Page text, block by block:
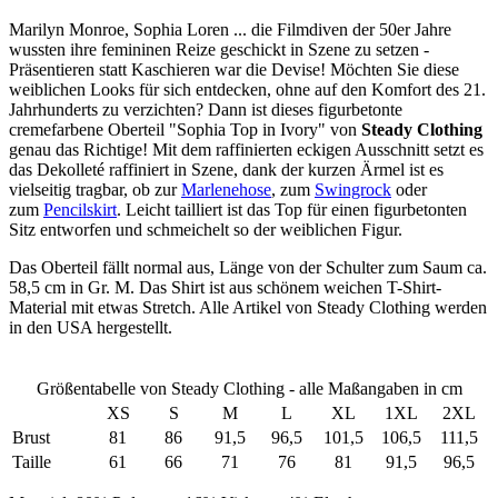
Marilyn Monroe, Sophia Loren ... die Filmdiven der 50er Jahre
wussten ihre femininen Reize geschickt in Szene zu setzen -
Präsentieren statt Kaschieren war die Devise! Möchten Sie diese
weiblichen Looks für sich entdecken, ohne auf den Komfort des 21.
Jahrhunderts zu verzichten? Dann ist dieses figurbetonte
cremefarbene Oberteil "Sophia Top in Ivory" von Steady Clothing
genau das Richtige! Mit dem raffinierten eckigen Ausschnitt setzt es
das Dekolleté raffiniert in Szene, dank der kurzen Ärmel ist es
vielseitig tragbar, ob zurMarlenehose, zum Swingrock oder
zum Pencilskirt. Leicht tailliert ist das Top für einen figurbetonten
Sitz entworfen und schmeichelt so der weiblichen Figur.
Das Oberteil fällt normal aus, Länge von der Schulter zum Saum ca.
58,5 cm in Gr. M. Das Shirt ist aus schönem weichen T-Shirt-
Material mit etwas Stretch. Alle Artikel von Steady Clothing werden
in den USA hergestellt.
Größentabelle von Steady Clothing - alle Maßangaben in cm
XS
S M L XL 1XL
2XL
Brust
81 86 91,5 96,5 101,5 106,5
111,5
Taille
61 66 71 76 81 91,5 96,5